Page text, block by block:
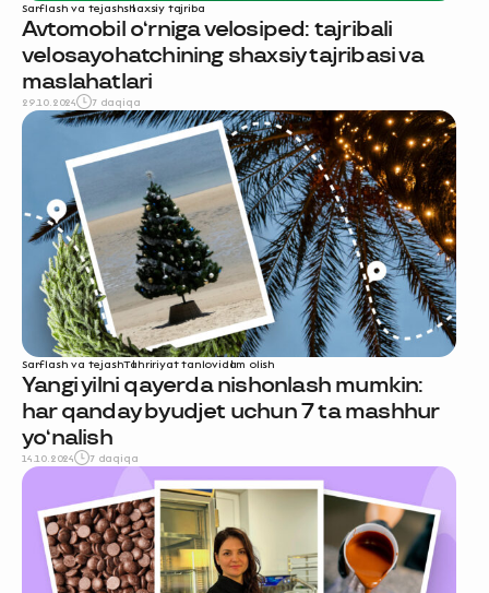
Sarflash va tejashshaxsiy tajriba
Avtomobil o‘rniga velosiped: tajribali
velosayohatchining shaxsiy tajribasi va
maslahatlari
29.10.2024 7 daqiqa
Sarflash va tejashTahririyat tanlovidam olish
Yangi yilni qayerda nishonlash mumkin:
har qanday byudjet uchun 7 ta mashhur
yo‘nalish
14.10.2024 7 daqiqa